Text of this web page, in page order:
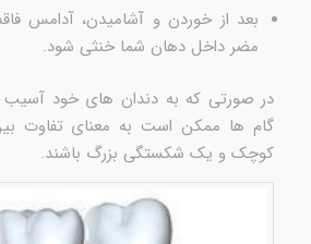
بعد از خوردن و آشامیدن، آدامس
مضر داخل دهان شما خنثی شود.
در صورتی که به دندان های خود آسیب
گام ها ممکن است به معنای تفاوت
کوچک و یک شکستگی بزرگ باشند.